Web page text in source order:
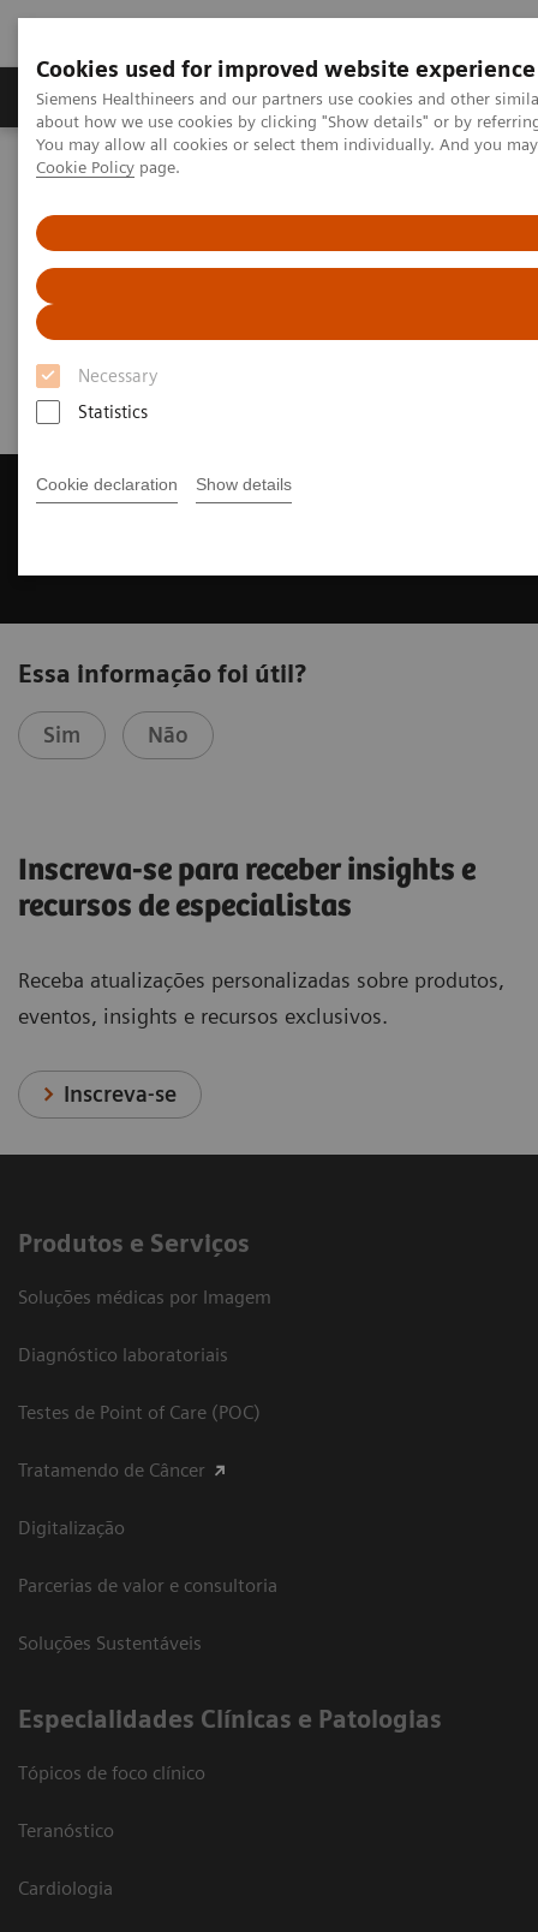
Cookies used for improved website experience
Siemens Healthineers and our partners use cookies and other
about how we use cookies by clicking "Show details" or by
You may allow all cookies or select them individually. And you
Cookie Policy page.
Necessary
Statistics
Cookie declaration Show details
Produtos e serviços Especialidades Clínicas e
Siemens Healthineers Brasil
Get a Recommendation for your MRI System
Get a Recommendation for your
MRI System
Essa informação foi útil?
Sim Não
Inscreva-se para receber insights e
recursos de especialistas
Receba atualizações personalizadas sobre produtos,
eventos, insights e recursos exclusivos.
Inscreva-se
Produtos e Serviços
Soluções médicas por Imagem
Diagnóstico laboratoriais
Testes de Point of Care (POC)
Tratamendo de Câncer
Digitalização
Parcerias de valor e consultoria
Soluções Sustentáveis
​Especialidades Clínicas e Patologias
Tópicos de foco clínico
Teranóstico
Cardiologia